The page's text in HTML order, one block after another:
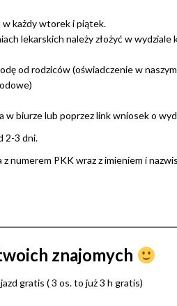
w każdy wtorek i piątek.
lekarskich należy złożyć w wydziale
od rodziców (oświadczenie w
biurze lub poprzez link wniosek o
2-3 dni.
numerem PKK wraz z imieniem i
znajomych
gratis ( 3 os. to już 3 h gratis)